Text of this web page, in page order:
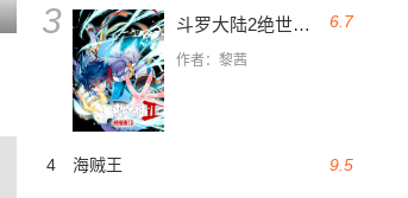
6.7
3 斗罗大陆2绝世唐门
作者：黎茜
9.5
4 海贼王